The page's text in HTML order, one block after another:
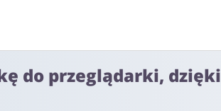
do przeglądarki, dzięki